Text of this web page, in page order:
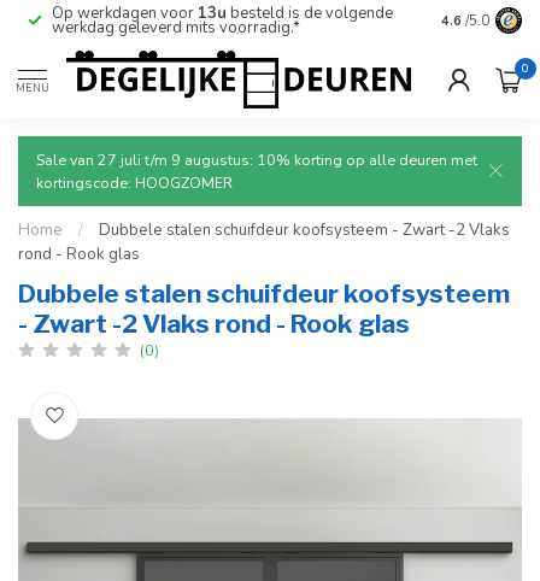
Op werkdagen voor 13u besteld is de volgende
werkdag geleverd mits voorradig.*
Ruim aanbod
deuren.
4.6 /5.0
MENU
0
Sale van 27 juli t/m 9 augustus: 10% korting op alle deuren met
kortingscode: HOOGZOMER
Home /
Dubbele stalen schuifdeur koofsysteem - Zwart -2 Vlaks
rond - Rook glas
Dubbele stalen schuifdeur koofsysteem
- Zwart -2 Vlaks rond - Rook glas
(0)